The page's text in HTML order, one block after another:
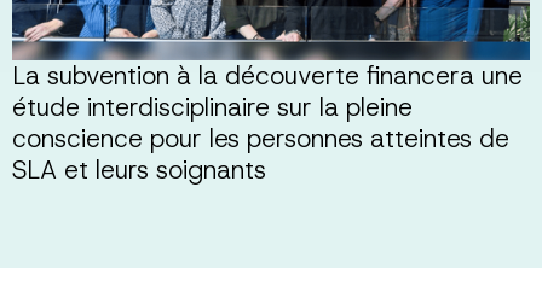
La subvention à la découverte financera une
étude interdisciplinaire sur la pleine
conscience pour les personnes atteintes de
SLA et leurs soignants